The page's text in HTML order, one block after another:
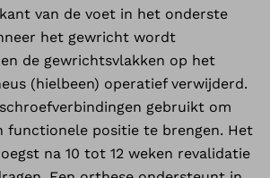
van de voet in het onderste
het gewricht wordt
de gewrichtsvlakken op het
(hielbeen) operatief verwijderd.
gebruikt om
functionele positie te brengen. Het
na 10 tot 12 weken revalidatie